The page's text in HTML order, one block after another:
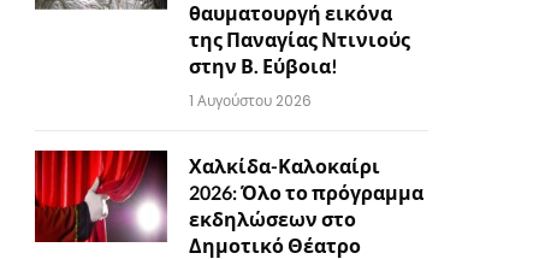
θαυματουργή εικόνα
της Παναγίας Ντινιούς
στην Β. Εύβοια!
1 Αυγούστου 2026
Χαλκίδα-Καλοκαίρι
2026: Όλο το πρόγραμμα
εκδηλώσεων στο
Δημοτικό Θέατρο